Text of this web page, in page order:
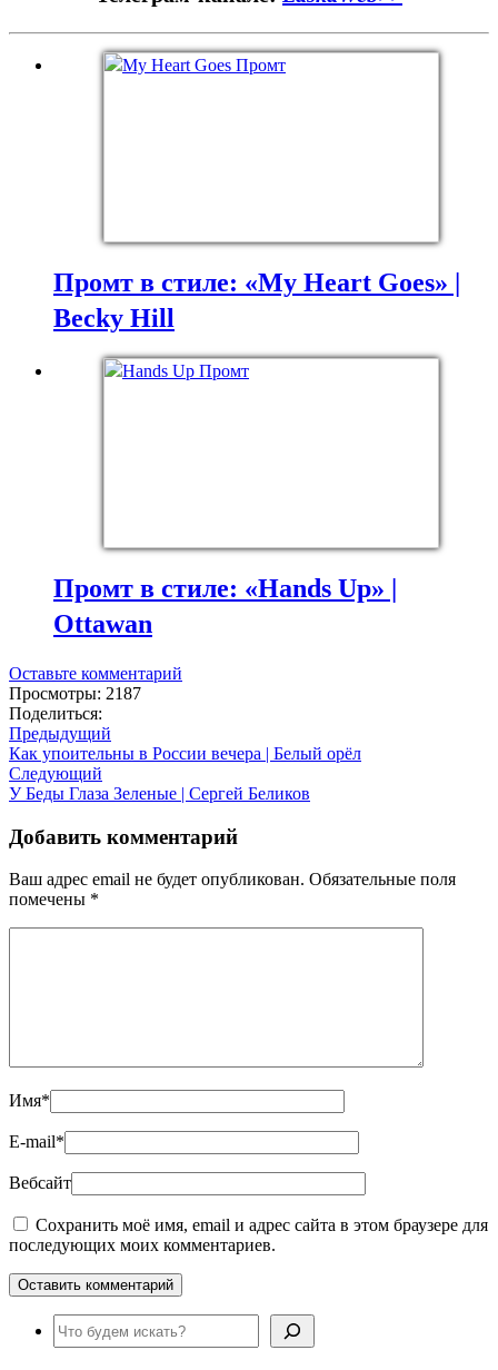
Промт в стиле: «My Heart Goes» |
Becky Hill
Промт в стиле: «Hands Up» |
Ottawan
Оставьте комментарий
Просмотры: 2187
Поделиться:
Предыдущий
Как упоительны в России вечера | Белый орёл
Следующий
У Беды Глаза Зеленые | Сергей Беликов
Добавить комментарий
Ваш адрес email не будет опубликован. Обязательные поля
помечены *
Имя*
E-mail*
Вебсайт
Сохранить моё имя, email и адрес сайта в этом браузере для
последующих моих комментариев.
Поиск